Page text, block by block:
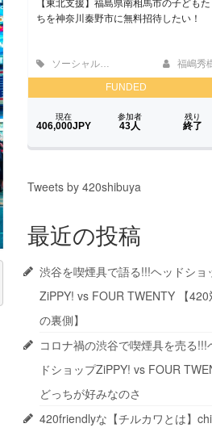
Tweets by 420shibuya
最近の投稿
渋谷を喫煙具で語る!!!ヘッドショ
ZiPPY! vs FOUR TWENTY 【420
の裏側】
コロナ禍の渋谷で喫煙具を売る!!!
ドショップZiPPY! vs FOUR
どっちが好みなのさ
420friendlyな【チルカワとは】